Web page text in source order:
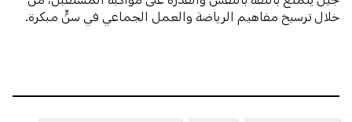
خلال ترسيخ مفاهيم الرياضة والعمل الجماعي في سنٍّ مبكرة.